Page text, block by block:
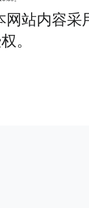
网站内容采
。